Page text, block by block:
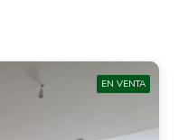
EN VENTA